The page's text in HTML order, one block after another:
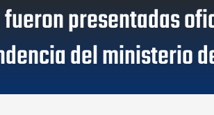
fueron presentadas
del ministerio